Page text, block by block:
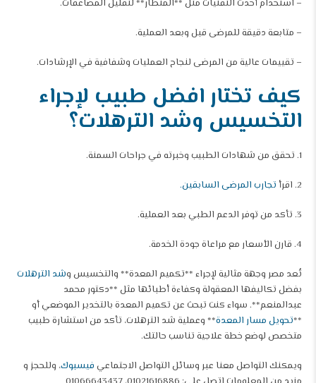
– استخدام أحدث التقنيات مثل **المنظار** لتقليل المضاعفات.
– متابعة دقيقة للمرضى قبل وبعد العملية.
– تقييمات عالية من المرضى لنجاح العمليات وشفافية في الإرشادات.
كيف تختار افضل طبيب لإجراء
التخسيس وشد الترهلات؟
1. تحقق من شهادات الطبيب وخبرته في جراحات السمنة.
2. اقرأ تجارب المرضى السابقين.
3. تأكد من توفر الدعم الطبي بعد العملية.
4. قارن الأسعار مع مراعاة جودة الخدمة.
تُعد مصر وجهة مثالية لإجراء **تكميم المعدة** والتخسيس وشد الترهلات
بفضل تكاليفها المعقولة وكفاءة أطبائها مثل **دكتور محمد
عبدالمنعم**. سواء كنت تبحث عن تكميم المعدة بالتخدير الموضعي أو
**تحويل مسار المعدة** وعملية شد الترهلات، تأكد من استشارة طبيب
متخصص لوضع خطة علاجية تناسب حالتك.
ويمكنك التواصل معنا عبر وسائل التواصل الاجتماعي فيسبوك، وللحجز و